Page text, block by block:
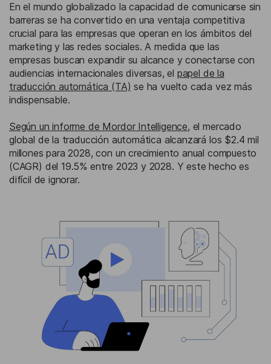
En el mundo globalizado la capacidad de comunicarse sin
barreras se ha convertido en una ventaja competitiva
crucial para las empresas que operan en los ámbitos del
marketing y las redes sociales. A medida que las
empresas buscan expandir su alcance y conectarse con
audiencias internacionales diversas, el papel de la
traducción automática (TA) se ha vuelto cada vez más
indispensable.
Según un informe de Mordor Intelligence, el mercado
global de la traducción automática alcanzará los $2.4 mil
millones para 2028, con un crecimiento anual compuesto
(CAGR) del 19.5% entre 2023 y 2028. Y este hecho es
difícil de ignorar.